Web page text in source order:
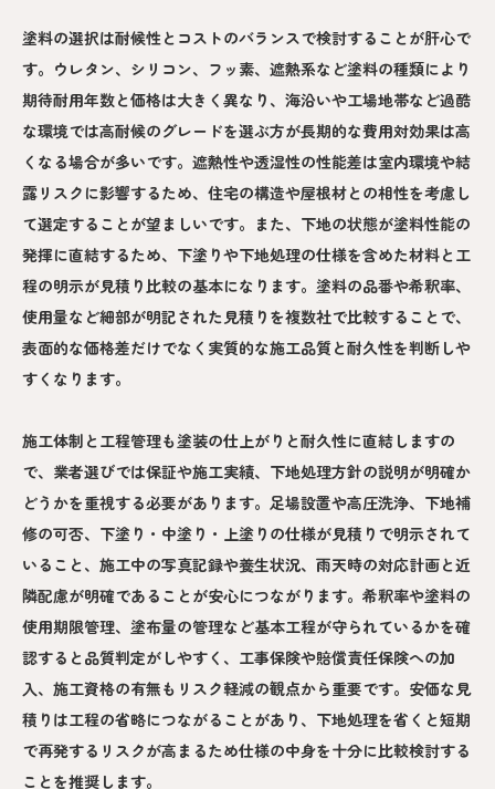
塗料の選択は耐候性とコストのバランスで検討することが肝心で
す。ウレタン、シリコン、フッ素、遮熱系など塗料の種類により
期待耐用年数と価格は大きく異なり、海沿いや工場地帯など過酷
な環境では高耐候のグレードを選ぶ方が長期的な費用対効果は高
くなる場合が多いです。遮熱性や透湿性の性能差は室内環境や結
露リスクに影響するため、住宅の構造や屋根材との相性を考慮し
て選定することが望ましいです。また、下地の状態が塗料性能の
発揮に直結するため、下塗りや下地処理の仕様を含めた材料と工
程の明示が見積り比較の基本になります。塗料の品番や希釈率、
使用量など細部が明記された見積りを複数社で比較することで、
表面的な価格差だけでなく実質的な施工品質と耐久性を判断しや
すくなります。
施工体制と工程管理も塗装の仕上がりと耐久性に直結しますの
で、業者選びでは保証や施工実績、下地処理方針の説明が明確か
どうかを重視する必要があります。足場設置や高圧洗浄、下地補
修の可否、下塗り・中塗り・上塗りの仕様が見積りで明示されて
いること、施工中の写真記録や養生状況、雨天時の対応計画と近
隣配慮が明確であることが安心につながります。希釈率や塗料の
使用期限管理、塗布量の管理など基本工程が守られているかを確
認すると品質判定がしやすく、工事保険や賠償責任保険への加
入、施工資格の有無もリスク軽減の観点から重要です。安価な見
積りは工程の省略につながることがあり、下地処理を省くと短期
で再発するリスクが高まるため仕様の中身を十分に比較検討する
ことを推奨します。